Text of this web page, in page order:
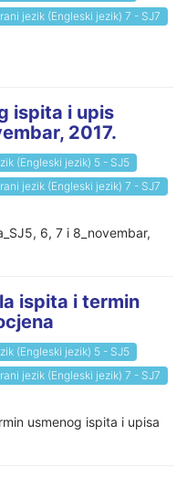
jezik (Engleski jezik) 7 - SJ7
ispita i upis
2017.
(Engleski jezik) 5 - SJ5
jezik (Engleski jezik) 7 - SJ7
6, 7 i 8_novembar,
ispita i termin
(Engleski jezik) 5 - SJ5
jezik (Engleski jezik) 7 - SJ7
usmenog ispita i upisa